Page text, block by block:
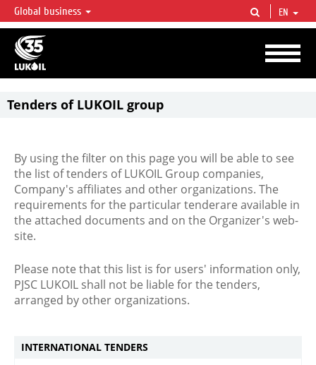
LUKOIL OVERVIEW
LUKOIL is one of the largest oil & gas vertical integrated companies in the world
accounting for over 2% of crude production and circa 1% of proved hydrocarbon
reserves globally.
Global business EN
Tenders of LUKOIL group
By using the filter on this page you will be able to see
the list of tenders of LUKOIL Group companies,
Company's affiliates and other organizations. The
requirements for the particular tenderare available in
the attached documents and on the Organizer's web-
site.
Please note that this list is for users' information only,
PJSC LUKOIL shall not be liable for the tenders,
arranged by other organizations.
INTERNATIONAL TENDERS